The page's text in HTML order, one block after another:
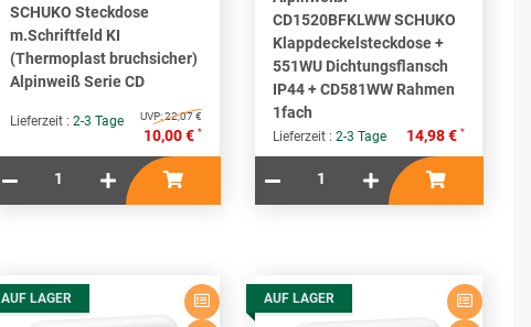
SCHUKO Steckdose
m.Schriftfeld KI
(Thermoplast bruchsicher)
Alpinweiß Serie CD
Lieferzeit : 2-3 Tage UVP:22,07 €
10,00 € *
CD1520BFKLWW SCHUKO
Klappdeckelsteckdose +
551WU Dichtungsflansch
IP44 + CD581WW Rahmen
1fach
Lieferzeit : 2-3 Tage 14,98 € *
AUF LAGER AUF LAGER